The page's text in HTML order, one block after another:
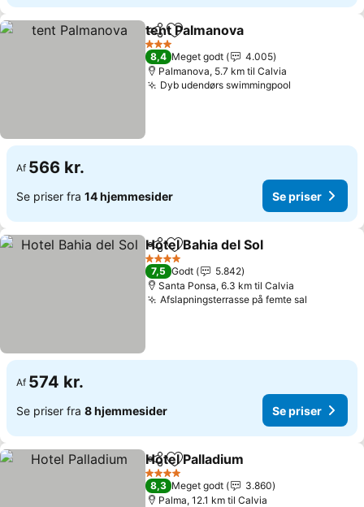
Del Føj til favoritter
tent Palmanova
3 Stjerner
8,4 Meget godt
4.005
Palmanova, 5.7 km til Calvia
Dyb udendørs swimmingpool
Af 566 kr.
Se priser fra 14 hjemmesider Se priser
Del Føj til favoritter
Hotel Bahia del Sol
4 Stjerner
7,5 Godt
5.842
Santa Ponsa, 6.3 km til Calvia
Afslapningsterrasse på femte sal
Af 574 kr.
Se priser fra 8 hjemmesider Se priser
Del Føj til favoritter
Hotel Palladium
4 Stjerner
8,3 Meget godt
3.860
Palma, 12.1 km til Calvia